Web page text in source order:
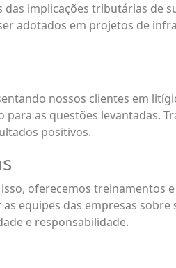
implicações tributárias de
adotados em projetos de
nossos clientes em
as questões levantadas.
positivos.
oferecemos treinamentos
equipes das empresas sobre
e responsabilidade.